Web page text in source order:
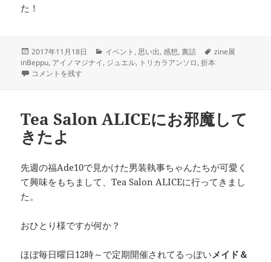
た！
投
稿
日:
2017年11月18日
カ
テ
イベント ,思い出,感想,裏話
タ
グ
zine展
inBeppu, アイノマジナイ, ジュエル, トリカラアンソロ,折本
#zine展inBeppu ありがとうございました に
コメントを残す
Tea Salon ALICEにお邪魔して
きたよ
先週の福Ade10で見かけた男装執事ちゃんたちが可愛く
て興味をもちまして、Tea Salon ALICEに行ってきまし
た。
おひとり様ですが何か？
ほぼ毎日曜日12時～で定期開催されてるっぽいメイド＆